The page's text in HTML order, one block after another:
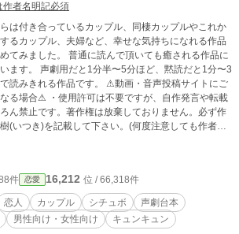
作者名明記必須
は付き合っているカップル、同棲カップルやこれか
るカップル、夫婦など、幸せな気持ちになれる作品
てみました。 普通に読んで頂いても癒される作品に
半〜5分ほど、黙読だと1分〜3
れる作品です。 ⚠動画・音声投稿サイトにご
る場合⚠ ・使用許可は不要ですが、自作発言や転載
ん禁止です。著作権は放棄しておりません。必ず作
(いつき)を記載して下さい。(何度注意しても作者名
無い場合には台本使用を禁止します) ・語尾変更や方
をぶち壊すようなアレンジやエフェクトなどはご遠
作品を使用する際の注意点】
さい。
件 恋愛 16,212 位 / 66,318件
恋人 カップル シチュボ
声劇台本
男性向け・女性向け キュンキュン